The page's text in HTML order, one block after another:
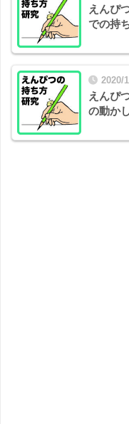
えんぴ
での持
2020/
えんぴ
の動か